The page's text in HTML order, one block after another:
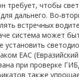
требует, чтобы
дальнего.
встречных
система может
установить
ЕАС
при проверке
также